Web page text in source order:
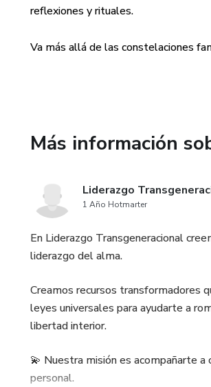
Este no
✔️
tu
reflexiones y rituales.
Va más allá de las constelaciones
Más información
Liderazgo
1 Año Hotmarter
En Liderazgo Transgeneracional
liderazgo del alma.
Creamos recursos transformadores
leyes universales para ayudarte a
libertad interior.
💫 Nuestra misión es acompañarte
personal.